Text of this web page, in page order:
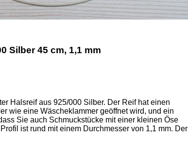
Silber 45 cm, 1,1 mm
Halsreif aus 925/000 Silber. Der Reif hat einen
wie eine Wäscheklammer geöffnet wird, und ein
Sie auch Schmuckstücke mit einer kleinen Öse
ist rund mit einem Durchmesser von 1,1 mm. Der